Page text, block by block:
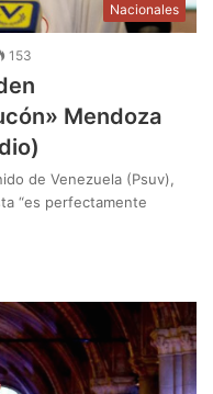
Nacionales
153
Mendoza
de Venezuela (Psuv),
“es perfectamente